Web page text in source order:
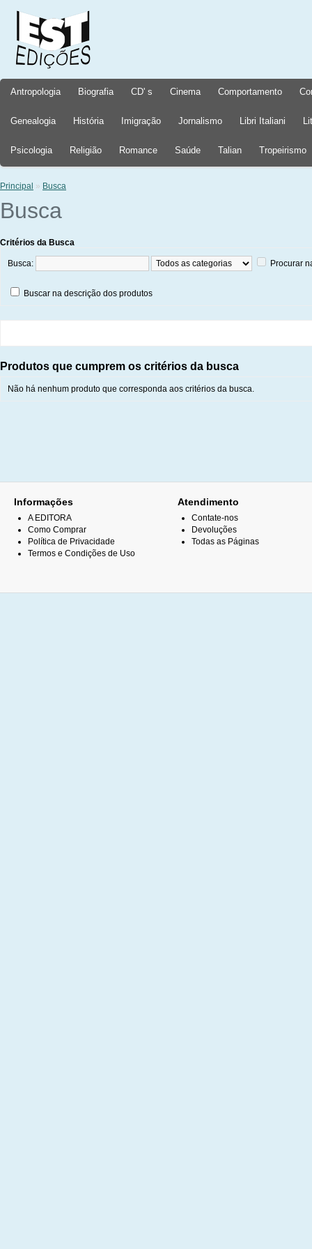
Antropologia Biografia CD' s Cinema Comportamento
Genealogia História Imigração Jornalismo Libri Italiani
Psicologia Religião Romance Saúde Talian Tropeirismo
Principal » Busca
Busca
Critérios da Busca
Busca: Procurar
Buscar na descrição dos produtos
Produtos que cumprem os critérios da busca
Não há nenhum produto que corresponda aos critérios da busca.
Informações
A EDITORA
Como Comprar
Política de Privacidade
Termos e Condições de Uso
Atendimento
Contate-nos
Devoluções
Todas as Páginas